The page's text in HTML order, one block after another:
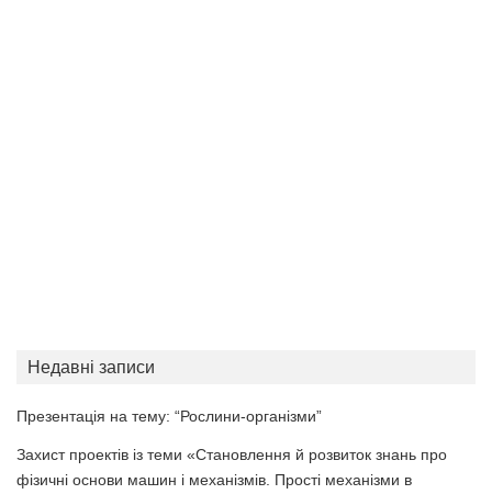
Недавні записи
Презентація на тему: “Рослини-організми”
Захист проектів із теми «Становлення й розвиток знань про
фізичні основи машин і механізмів. Прості механізми в